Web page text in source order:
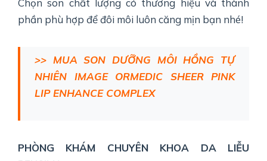
Chọn son chất lượng có thương hiệu và thành
phần phù hợp để đôi môi luôn căng mịn bạn nhé!
>> MUA SON DƯỠNG MÔI HỒNG TỰ
NHIÊN IMAGE ORMEDIC SHEER PINK
LIP ENHANCE COMPLEX
PHÒNG KHÁM CHUYÊN KHOA DA LIỄU